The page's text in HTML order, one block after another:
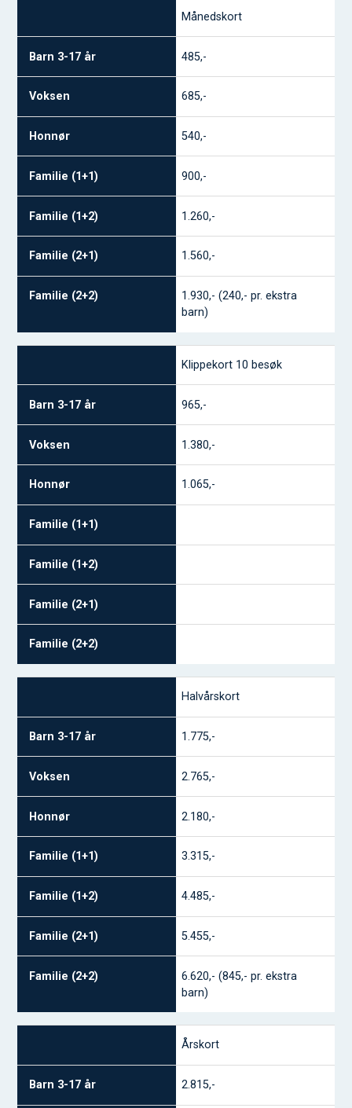
Månedskort
485,-
685,-
540,-
900,-
1.260,-
1.560,-
1.930,- (240,- pr. ekstra
barn)
Klippekort 10 besøk
965,-
1.380,-
1.065,-
Halvårskort
1.775,-
2.765,-
2.180,-
3.315,-
4.485,-
5.455,-
6.620,- (845,- pr. ekstra
barn)
Årskort
2.815,-